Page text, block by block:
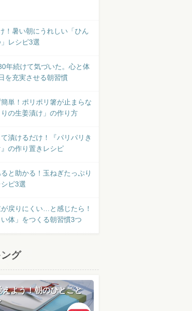
！暑い朝にうれしい「ひん
レシピ3選
年続けて気づいた。心と体
を充実させる朝習慣
単！ポリポリ箸が止まらな
の生姜漬け」の作り方
漬けるだけ！『パリパリき
の作り置きレシピ
と助かる！玉ねぎたっぷり
ピ3選
戻りにくい…と感じたら！
い体」をつくる朝習慣3つ
グ
えよう！朝のひとこと